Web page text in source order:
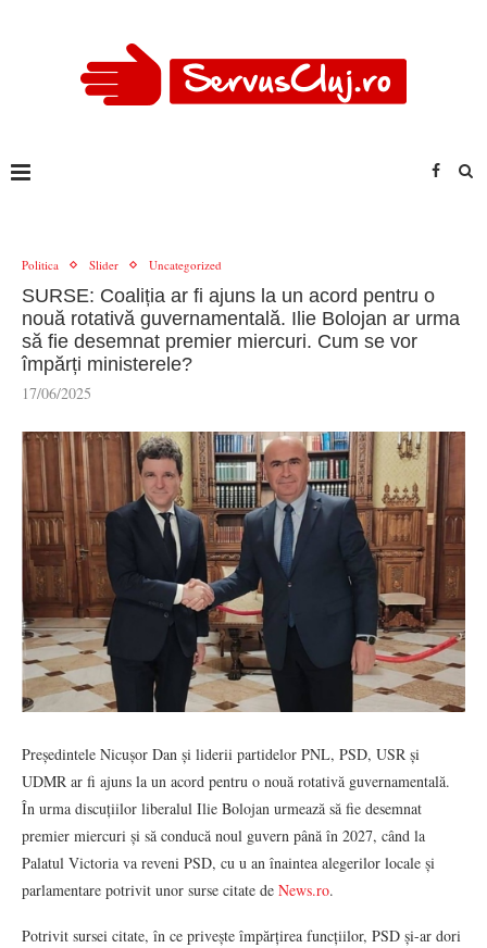
Politica Slider Uncategorized
SURSE: Coaliția ar fi ajuns la un acord pentru o
nouă rotativă guvernamentală. Ilie Bolojan ar urma
să fie desemnat premier miercuri. Cum se vor
împărți ministerele?
17/06/2025
Președintele Nicușor Dan și liderii partidelor PNL, PSD, USR și
UDMR ar fi ajuns la un acord pentru o nouă rotativă guvernamentală.
În urma discuțiilor liberalul Ilie Bolojan urmează să fie desemnat
premier miercuri și să conducă noul guvern până în 2027, când la
Palatul Victoria va reveni PSD, cu u an înaintea alegerilor locale și
parlamentare potrivit unor surse citate de News.ro.
Potrivit sursei citate, în ce privește împărțirea funcțiilor, PSD și-ar dori